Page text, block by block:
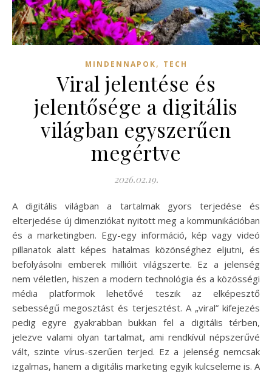
MINDENNAPOK, TECH
Viral jelentése és
jelentősége a digitális
világban egyszerűen
megértve
2026.02.19.
A digitális világban a tartalmak gyors terjedése és
elterjedése új dimenziókat nyitott meg a kommunikációban
és a marketingben. Egy-egy információ, kép vagy videó
pillanatok alatt képes hatalmas közönséghez eljutni, és
befolyásolni emberek millióit világszerte. Ez a jelenség
nem véletlen, hiszen a modern technológia és a közösségi
média platformok lehetővé teszik az elképesztő
sebességű megosztást és terjesztést. A „viral” kifejezés
pedig egyre gyakrabban bukkan fel a digitális térben,
jelezve valami olyan tartalmat, ami rendkívül népszerűvé
vált, szinte vírus-szerűen terjed. Ez a jelenség nemcsak
izgalmas, hanem a digitális marketing egyik kulcseleme is. A